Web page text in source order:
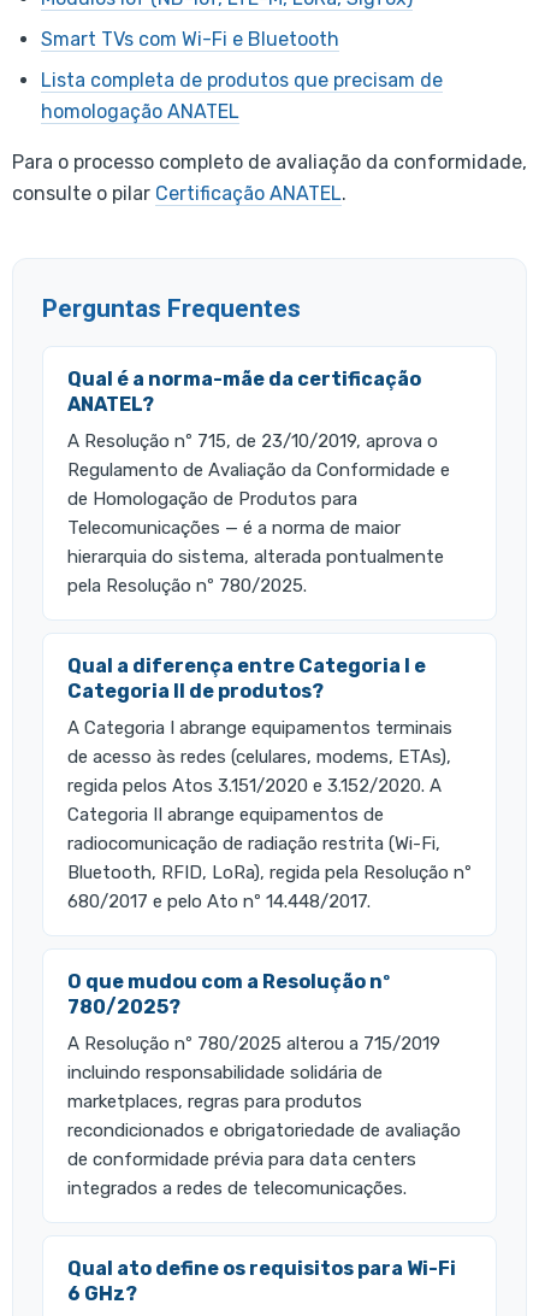
Smart TVs com Wi-Fi e Bluetooth
Lista completa de produtos que precisam de
homologação ANATEL
Para o processo completo de avaliação da conformidade,
consulte o pilar Certificação ANATEL.
Perguntas Frequentes
Qual é a norma-mãe da certificação
ANATEL?
A Resolução nº 715, de 23/10/2019, aprova o
Regulamento de Avaliação da Conformidade e
de Homologação de Produtos para
Telecomunicações — é a norma de maior
hierarquia do sistema, alterada pontualmente
pela Resolução nº 780/2025.
Qual a diferença entre Categoria I e
Categoria II de produtos?
A Categoria I abrange equipamentos terminais
de acesso às redes (celulares, modems, ETAs),
regida pelos Atos 3.151/2020 e 3.152/2020. A
Categoria II abrange equipamentos de
radiocomunicação de radiação restrita (Wi-Fi,
Bluetooth, RFID, LoRa), regida pela Resolução nº
680/2017 e pelo Ato nº 14.448/2017.
O que mudou com a Resolução nº
780/2025?
A Resolução nº 780/2025 alterou a 715/2019
incluindo responsabilidade solidária de
marketplaces, regras para produtos
recondicionados e obrigatoriedade de avaliação
de conformidade prévia para data centers
integrados a redes de telecomunicações.
Qual ato define os requisitos para Wi-Fi
6 GHz?